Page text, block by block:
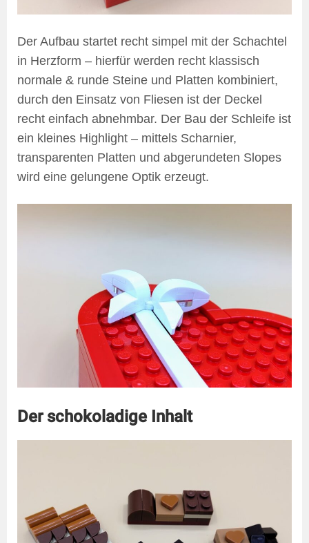
Der Aufbau startet recht simpel mit der Schachtel
in Herzform – hierfür werden recht klassisch
normale & runde Steine und Platten kombiniert,
durch den Einsatz von Fliesen ist der Deckel
recht einfach abnehmbar. Der Bau der Schleife ist
ein kleines Highlight – mittels Scharnier,
transparenten Platten und abgerundeten Slopes
wird eine gelungene Optik erzeugt.
Der schokoladige Inhalt